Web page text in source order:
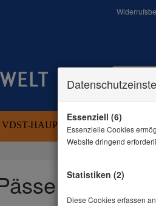
VDST-HAUPTSEITE VDST
Essenziell (6)
Essenzielle Cookies
Website dringend
Statistiken (2)
Diese Cookies erfassen